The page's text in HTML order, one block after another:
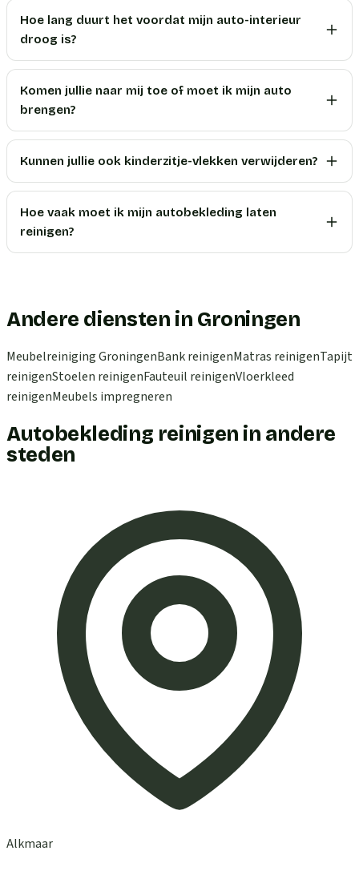
Hoe lang duurt het voordat mijn auto-interieur
droog is?
Komen jullie naar mij toe of moet ik mijn auto
brengen?
Kunnen jullie ook kinderzitje-vlekken verwijderen?
Hoe vaak moet ik mijn autobekleding laten
reinigen?
Andere diensten in Groningen
MeubelreinigingGroningenBank reinigenMatras reinigenTapijt
reinigenStoelen reinigenFauteuil reinigenVloerkleed
reinigenMeubels impregneren
Autobekleding reinigen in andere
steden
Alkmaar